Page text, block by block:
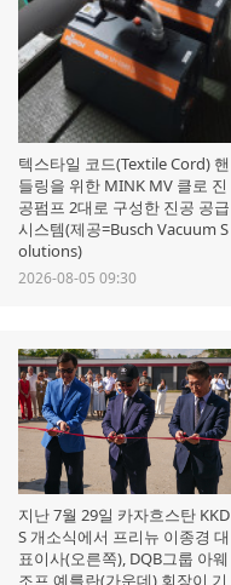
텍스타일 코드(Textile Cord) 핸
들링을 위한 MINK MV 클로 진
공펌프 2대로 구성한 진공 공급
시스템(제공=Busch Vacuum S
olutions)
2026-08-05 09:30
지난 7월 29일 카자흐스탄 KKD
S 개소식에서 프리뉴 이종경 대
표이사(오른쪽), DQB그룹 아웨
조프 예를란(가운데) 회장이 기